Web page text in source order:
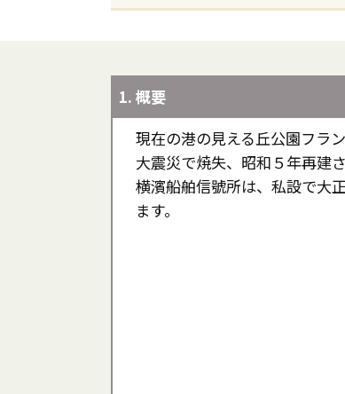
1. 概要
現在の港の見える丘公園フラ
大震災で焼失、昭和５年再建
横濱船舶信號所は、私設で大
ます。